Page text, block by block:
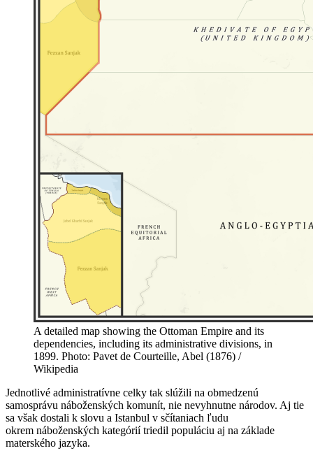
A detailed map showing the Ottoman Empire and its
dependencies, including its administrative divisions, in
1899. Photo: Pavet de Courteille, Abel (1876) /
Wikipedia
Jednotlivé administratívne celky tak slúžili na obmedzenú
samosprávu náboženských komunít, nie nevyhnutne národov. Aj tie
sa však dostali k slovu a Istanbul v sčítaniach ľudu
okrem náboženských kategórií triedil populáciu aj na základe
materského jazyka.